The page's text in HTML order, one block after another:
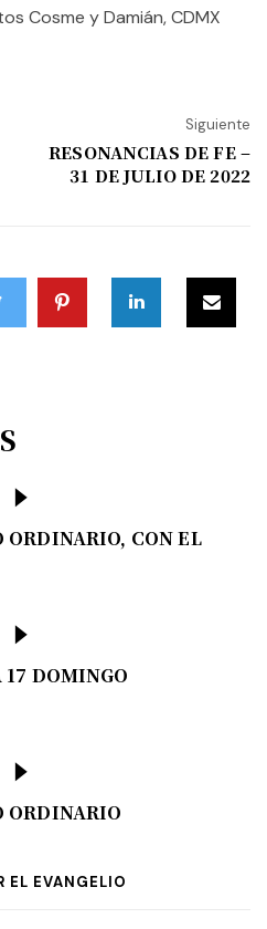
Cosme y Damián, CDMX
Siguiente
RESONANCIAS DE FE –
31 DE JULIO DE 2022
CON EL
DOMINGO
ORDINARIO
EL EVANGELIO